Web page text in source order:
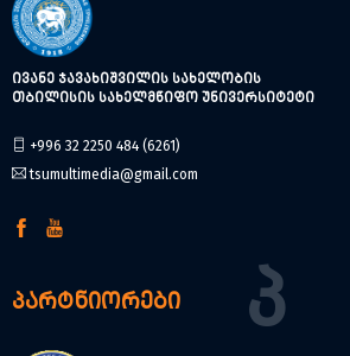
ივანე ჯავახიშვილის სახელობის
თბილისის სახელმწიფო უნივერსიტეტი
+996 32 2250 484 (6261)
tsumultimedia@gmail.com
პარტნიორები Პ